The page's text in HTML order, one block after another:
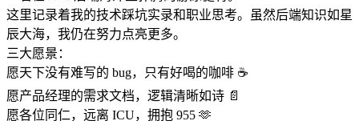
这里记录着我的技术踩坑实录和职业思考。虽然后端知识如星
辰大海，我仍在努力点亮更多。
三大愿景：
愿天下没有难写的 bug，只有好喝的咖啡 ☕️
愿产品经理的需求文档，逻辑清晰如诗 📄
愿各位同仁，远离 ICU，拥抱 955 🫶